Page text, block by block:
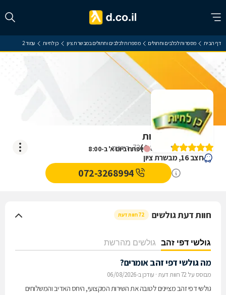
דף הבית מספרות לכלבים וחתולים מספרות לכלבים וחתולים במבשרת ציון כן לחיות עמוד 2
ייפתח ביום א' ב-8:00
ביקורת על כן לחיות
4.8
)
72דירוגים
חצב 16, מבשרת ציון
072-3268994
חוות דעת גולשים 72 חוות דעת
גולשי דפי זהב גולשים מהרשת
מה גולשי דפי זהב אומרים?
מבוסס על 72 חוות דעת · עודכן ב-06/08/2026
גולשי דפי זהב מציינים לטובה את השירות המקצועי, היחס האדיב והמשלוחים